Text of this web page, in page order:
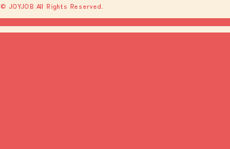
© JOYJOB All Rights Reserved.